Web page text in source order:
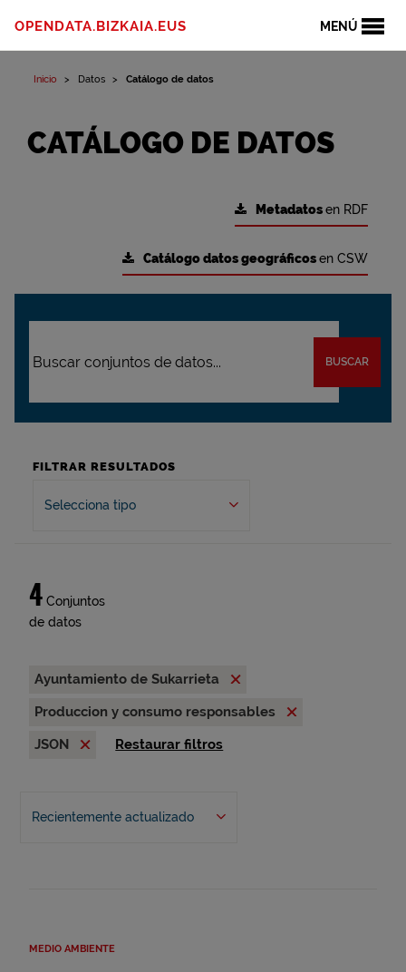
MENÚ
OPENDATA.BIZKAIA.EUS
Inicio Datos Catálogo de datos
CATÁLOGO DE DATOS
Metadatosen RDF
Catálogo datos geográficosen CSW
BUSCAR
FILTRAR RESULTADOS
Selecciona tipo
4 Conjuntos
de datos
Ayuntamiento de Sukarrieta
Produccion y consumo responsables
JSON
Restaurar filtros
Recientemente actualizado
MEDIO AMBIENTE